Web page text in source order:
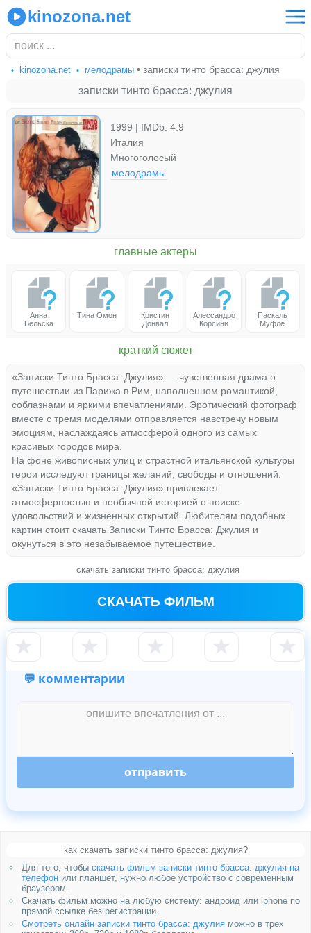
kinozona.net
kinozona.net мелодрамы • записки тинто брасса: джулия
записки тинто брасса: джулия
1999 | IMDb: 4.9
Италия
Многоголосый
мелодрамы
главные актеры
Анна
Бельска
Тина Омон
Кристин
Донвал
Алессандро
Корсини
Паскаль
Муфле
краткий сюжет
«Записки Тинто Брасса: Джулия» — чувственная драма о
путешествии из Парижа в Рим, наполненном романтикой,
соблазнами и яркими впечатлениями. Эротический фотограф
вместе с тремя моделями отправляется навстречу новым
эмоциям, наслаждаясь атмосферой одного из самых
красивых городов мира.
На фоне живописных улиц и страстной итальянской культуры
герои исследуют границы желаний, свободы и отношений.
«Записки Тинто Брасса: Джулия» привлекает
атмосферностью и необычной историей о поиске
удовольствий и жизненных открытий. Любителям подобных
картин стоит скачать Записки Тинто Брасса: Джулия и
окунуться в это незабываемое путешествие.
скачать записки тинто брасса: джулия
СКАЧАТЬ ФИЛЬМ
★ ★ ★ ★ ★
💬 комментарии
отправить
как скачать записки тинто брасса: джулия?
Для того, чтобы скачать фильм записки тинто брасса: джулия на
телефонили планшет, нужно любое устройство с современным
браузером.
Скачать фильм можно на любую систему: андроид или iphone по
прямой ссылке без регистрации.
Смотреть онлайн записки тинто брасса: джулияможно в трех